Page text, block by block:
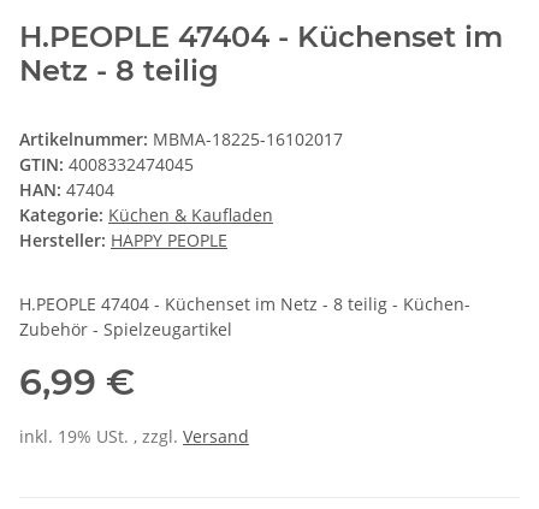
H.PEOPLE 47404 - Küchenset im
Netz - 8 teilig
Artikelnummer: MBMA-18225-16102017
GTIN: 4008332474045
HAN: 47404
Kategorie: Küchen & Kaufladen
Hersteller: HAPPY PEOPLE
H.PEOPLE 47404 - Küchenset im Netz - 8 teilig - Küchen-
Zubehör - Spielzeugartikel
6,99 €
inkl. 19% USt. , zzgl. Versand